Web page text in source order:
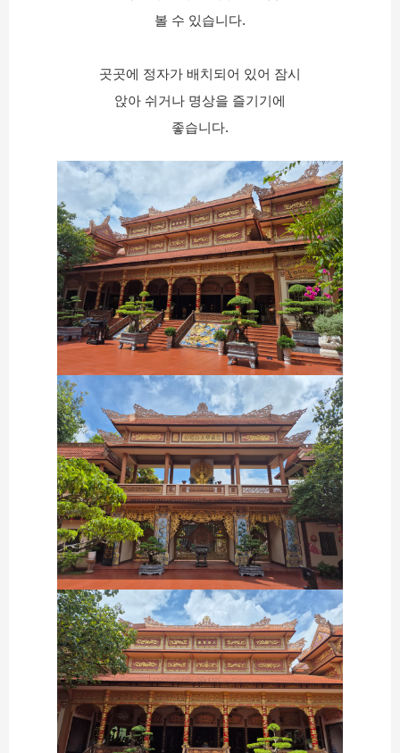
볼 수 있습니다.
곳곳에 정자가 배치되어 있어 잠시
앉아 쉬거나 명상을 즐기기에
좋습니다.